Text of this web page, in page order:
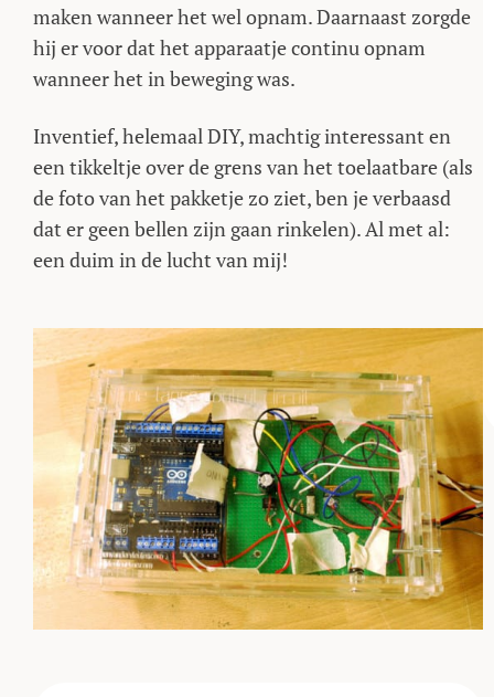
maken wanneer het wel opnam. Daarnaast zorgde
hij er voor dat het apparaatje continu opnam
wanneer het in beweging was.
Inventief, helemaal DIY, machtig interessant en
een tikkeltje over de grens van het toelaatbare (als
de foto van het pakketje zo ziet, ben je verbaasd
dat er geen bellen zijn gaan rinkelen). Al met al:
een duim in de lucht van mij!